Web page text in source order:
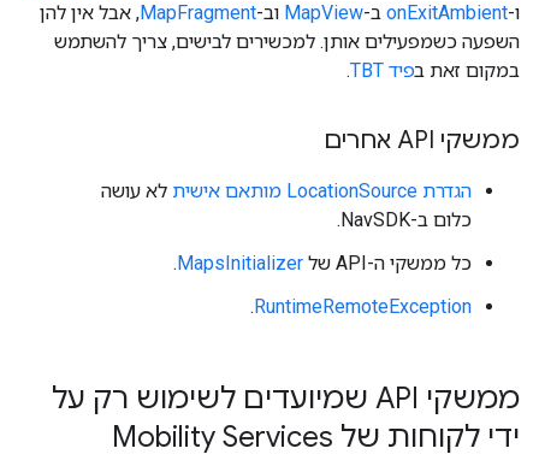
ו-onExitAmbient ב-MapView וב-MapFragment, אבל אין להן
השפעה כשמפעילים אותן. למכשירים לבישים, צריך להשתמש
במקום זאת בפיד TBT .
ממשקי API אחרים
הגדרת LocationSource מותאם אישית
לא עושה
כלום ב-NavSDK.
כל ממשקי ה-API של
MapsInitializer
.
RuntimeRemoteException
.
ממשקי API שמיועדים לשימוש רק על
ידי לקוחות של Mobility Services